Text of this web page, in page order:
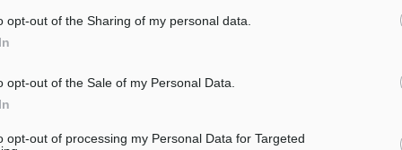
opt-out of the Sharing of my personal data.
opt-out of the Sale of my Personal Data.
opt-out of processing my Personal Data for Targeted